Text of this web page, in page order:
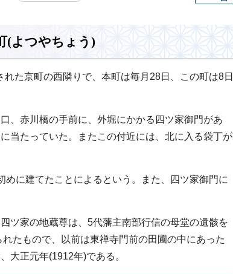
(よつやちょう)
た京町の西隣りで、本町は毎月28日、この町は8日
、赤川橋の手前に、外堀にかかる四ツ家御門があ
当たっていた。またこの付近には、北に入る袋丁が
めに建てたことによるという。また、四ツ家御門に
ツ家の地蔵尊は、5代藩主南部行信の母堂の遺骸を
たもので、以前は東禅寺門前の田圃の中にあった
大正元年(1912年)である。